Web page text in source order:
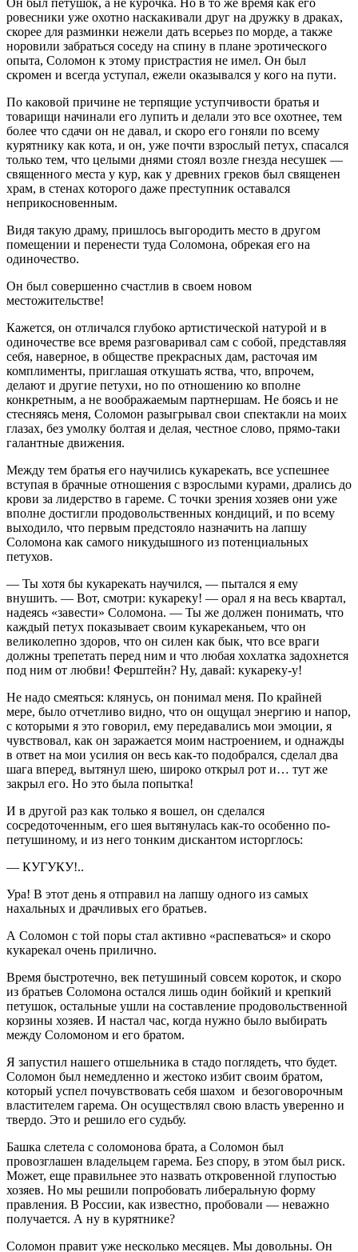
ровесники уже охотно наскакивали друг на дружку в драках,
скорее для разминки нежели дать всерьез по морде, а также
норовили забраться соседу на спину в плане эротического
опыта, Соломон к этому пристрастия не имел. Он был
скромен и всегда уступал, ежели оказывался у кого на пути.
По каковой причине не терпящие уступчивости братья и
товарищи начинали его лупить и делали это все охотнее, тем
более что сдачи он не давал, и скоро его гоняли по всему
курятнику как кота, и он, уже почти взрослый петух, спасался
только тем, что целыми днями стоял возле гнезда несушек —
священного места у кур, как у древних греков был священен
храм, в стенах которого даже преступник оставался
неприкосновенным.
Видя такую драму, пришлось выгородить место в другом
помещении и перенести туда Соломона, обрекая его на
одиночество.
Он был совершенно счастлив в своем новом
местожительстве!
Кажется, он отличался глубоко артистической натурой и в
одиночестве все время разговаривал сам с собой, представляя
себя, наверное, в обществе прекрасных дам, расточая им
комплименты, приглашая откушать яства, что, впрочем,
делают и другие петухи, но по отношению ко вполне
конкретным, а не воображаемым партнершам. Не боясь и не
стесняясь меня, Соломон разыгрывал свои спектакли на моих
глазах, без умолку болтая и делая, честное слово, прямо-таки
галантные движения.
Между тем братья его научились кукарекать, все успешнее
вступая в брачные отношения с взрослыми курами, дрались до
крови за лидерство в гареме. С точки зрения хозяев они уже
вполне достигли продовольственных кондиций, и по всему
выходило, что первым предстояло назначить на лапшу
Соломона как самого никудышного из потенциальных
петухов.
— Ты хотя бы кукарекать научился, — пытался я ему
внушить. — Вот, смотри: кукареку! — орал я на весь квартал,
надеясь «завести» Соломона. — Ты же должен понимать, что
каждый петух показывает своим кукареканьем, что он
великолепно здоров, что он силен как бык, что все враги
должны трепетать перед ним и что любая хохлатка задохнется
под ним от любви! Ферштейн? Ну, давай: кукареку-у!
Не надо смеяться: клянусь, он понимал меня. По крайней
мере, было отчетливо видно, что он ощущал энергию и напор,
с которыми я это говорил, ему передавались мои эмоции, я
чувствовал, как он заражается моим настроением, и однажды
в ответ на мои усилия он весь как-то подобрался, сделал два
шага вперед, вытянул шею, широко открыл рот и… тут же
закрыл его. Но это была попытка!
И в другой раз как только я вошел, он сделался
сосредоточенным, его шея вытянулась как-то особенно по-
петушиному, и из него тонким дискантом исторглось:
— КУГУКУ!..
Ура! В этот день я отправил на лапшу одного из самых
нахальных и драчливых его братьев.
А Соломон с той поры стал активно «распеваться» и скоро
кукарекал очень прилично.
Время быстротечно, век петушиный совсем короток, и скоро
из братьев Соломона остался лишь один бойкий и крепкий
петушок, остальные ушли на составление продовольственной
корзины хозяев. И настал час, когда нужно было выбирать
между Соломоном и его братом.
Я запустил нашего отшельника в стадо поглядеть, что будет.
Соломон был немедленно и жестоко избит своим братом,
который успел почувствовать себя шахом и безоговорочным
властителем гарема. Он осуществлял свою власть уверенно и
твердо. Это и решило его судьбу.
Башка слетела с соломонова брата, а Соломон был
провозглашен владельцем гарема. Без спору, в этом был риск.
Может, еще правильнее это назвать откровенной глупостью
хозяев. Но мы решили попробовать либеральную форму
правления. В России, как известно, пробовали — неважно
получается. А ну в курятнике?
Соломон правит уже несколько месяцев. Мы довольны. Он